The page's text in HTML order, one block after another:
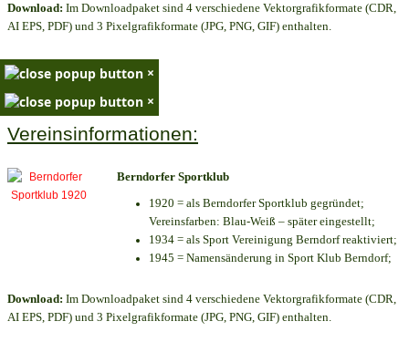
Download: Im Downloadpaket sind 4 verschiedene Vektorgrafikformate (CDR,
AI EPS, PDF) und 3 Pixelgrafikformate (JPG, PNG, GIF) enthalten.
×
×
Vereinsinformationen:
Berndorfer Sportklub
1920 = als Berndorfer Sportklub gegründet;
Vereinsfarben: Blau-Weiß – später eingestellt;
1934 = als Sport Vereinigung Berndorf reaktiviert;
1945 = Namensänderung in Sport Klub Berndorf;
Download: Im Downloadpaket sind 4 verschiedene Vektorgrafikformate (CDR,
AI EPS, PDF) und 3 Pixelgrafikformate (JPG, PNG, GIF) enthalten.